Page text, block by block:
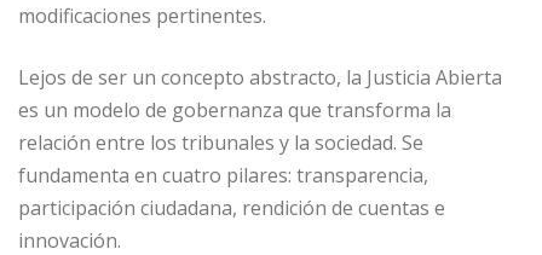
modificaciones pertinentes.
Lejos de ser un concepto abstracto, la Justicia Abierta
es un modelo de gobernanza que transforma la
relación entre los tribunales y la sociedad. Se
fundamenta en cuatro pilares: transparencia,
participación ciudadana, rendición de cuentas e
innovación.